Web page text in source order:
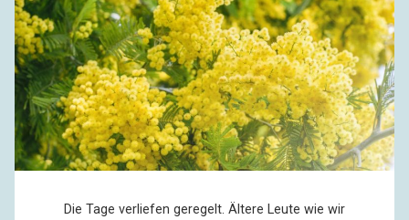
Die Tage verliefen geregelt. Ältere Leute wie wir